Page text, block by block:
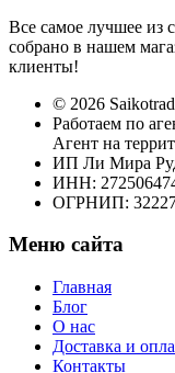
Все самое лучшее из
собрано в нашем
клиенты!
© 2026
Работаем по
Агент на
ИП Ли Мира
ИНН:
ОГРНИП:
Меню сайта
Главная
Блог
О нас
Доставка и
Контакты